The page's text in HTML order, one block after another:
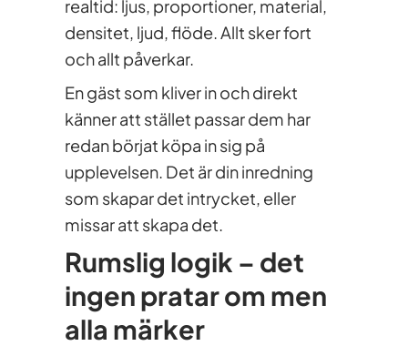
realtid: ljus, proportioner, material,
densitet, ljud, flöde. Allt sker fort
och allt påverkar.
En gäst som kliver in och direkt
känner att stället passar dem har
redan börjat köpa in sig på
upplevelsen. Det är din inredning
som skapar det intrycket, eller
missar att skapa det.
Rumslig logik – det
ingen pratar om men
alla märker